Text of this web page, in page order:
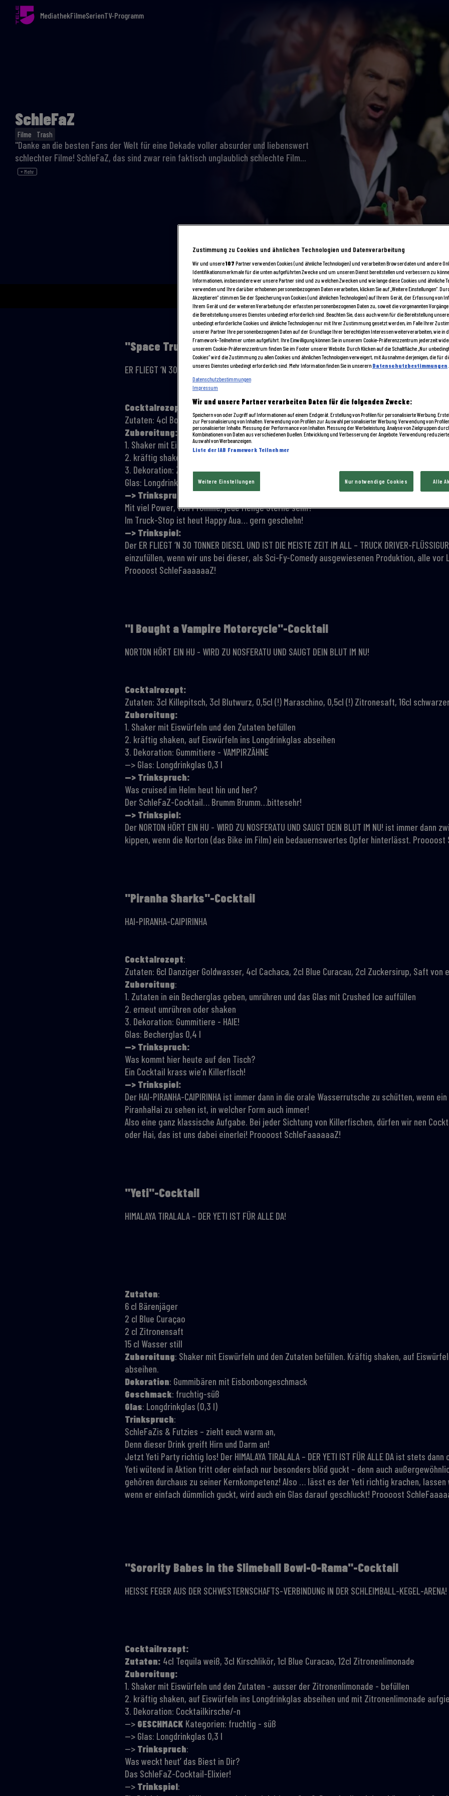
MediathekFilmeSerienTV-Programm
SchleFaZ
Filme Trash
"Danke an die besten Fans der Welt für eine Dekade voller absurder und liebenswert
schlechter Filme! SchleFaZ, das sind zwar rein faktisch unglaublich schlechte Film...
+ Mehr
"Space Truckers"-Cocktail
ER FLIEGT ‘N 30 TONNER DIESEL UND IST DIE MEISTE ZEIT IM ALL – TRUCK DRIVER-
Cocktalrezept:
Zutaten: 4cl Bourbon Whiskey, Apricot Brrandy, 2cl Zitronensaft, Cola
Zubereitung:
1. Shaker mit Eiswürfeln und den Zutaten - ausser Cola - befüllen
2. kräftig shaken, auf Eiswürfeln ins Longdrinkglas abseihen und mit Cola aufgiessen
3. Dekoration: Zitronenscheibe
Glas: Longdrinkglas 0,3 l
—> Trinkspruch:
Mit viel Power, voll Promille, jede Menge Sterne sehn?
Im Truck-Stop ist heut Happy Aua… gern geschehn!
—> Trinkspiel:
Der ER FLIEGT ‘N 30 TONNER DIESEL UND IST DIE MEISTE ZEIT IM ALL – TRUCK DRIVER-
einzufüllen, wenn wir uns bei dieser, als Sci-Fy-Comedy ausgewiesenen Produktion, alle vor
Proooost SchleFaaaaaaZ!
"I Bought a Vampire Motorcycle"-Cocktail
NORTON HÖRT EIN HU - WIRD ZU NOSFERATU UND SAUGT DEIN BLUT IM NU!
Cocktalrezept:
Zutaten: 3cl Killepitsch, 3cl Blutwurz, 0,5cl (!) Maraschino, 0,5cl (!) Zitronesaft, 16cl
Zubereitung:
1. Shaker mit Eiswürfeln und den Zutaten befüllen
2. kräftig shaken, auf Eiswürfeln ins Longdrinkglas abseihen
3. Dekoration: Gummitiere - VAMPIRZÄHNE
--> Glas: Longdrinkglas 0,3 l
—> Trinkspruch:
Was cruised im Helm heut hin und her?
Der SchleFaZ-Cocktail… Brumm Brumm…bittesehr!
—> Trinkspiel:
Der NORTON HÖRT EIN HU - WIRD ZU NOSFERATU UND SAUGT DEIN BLUT IM NU! ist immer
kippen, wenn die Norton (das Bike im Film) ein bedauernswertes Opfer hinterlässt. Proooost
"Piranha Sharks"-Cocktail
HAI-PIRANHA-CAIPIRINHA
Cocktalrezept:
Zutaten: 6cl Danziger Goldwasser, 4cl Cachaca, 2cl Blue Curacau, 2cl Zuckersirup, Saft
Zubereitung:
1. Zutaten in ein Becherglas geben, umrühren und das Glas mit Crushed Ice auffüllen
2. erneut umrühren oder shaken
3. Dekoration: Gummitiere - HAIE!
Glas: Becherglas 0,4 l
—> Trinkspruch:
Was kommt hier heute auf den Tisch?
Ein Cocktail krass wie’n Killerfisch!
—> Trinkspiel:
Der HAI-PIRANHA-CAIPIRINHA ist immer dann in die orale Wasserrutsche zu schütten, wenn
PiranhaHai zu sehen ist, in welcher Form auch immer!
Also eine ganz klassische Aufgabe. Bei jeder Sichtung von Killerfischen, dürfen wir nen
oder Hai, das ist uns dabei einerlei! Proooost SchleFaaaaaaZ!
"Yeti"-Cocktail
HIMALAYA TIRALALA – DER YETI IST FÜR ALLE DA!
Zutaten:
6 cl Bärenjäger
2 cl Blue Curaçao
2 cl Zitronensaft
15 cl Wasser still
Zubereitung: Shaker mit Eiswürfeln und den Zutaten befüllen. Kräftig shaken, auf
abseihen.
Dekoration: Gummibären mit Eisbonbongeschmack
Geschmack: fruchtig-süß
Glas: Longdrinkglas (0,3 l)
Trinkspruch:
SchleFaZis & Futzies – zieht euch warm an,
Denn dieser Drink greift Hirn und Darm an!
Jetzt Yeti Party richtig los! Der HIMALAYA TIRALALA – DER YETI IST FÜR ALLE DA ist stets
Yeti wütend in Aktion tritt oder einfach nur besonders blöd guckt – denn auch
gehören durchaus zu seiner Kernkompetenz! Also … lässt es der Yeti richtig krachen, lassen
wenn er einfach dümmlich guckt, wird auch ein Glas darauf geschluckt! Proooost
"Sorority Babes in the Slimeball Bowl-O-Rama"-Cocktail
HEISSE FEGER AUS DER SCHWESTERNSCHAFTS-VERBINDUNG IN DER SCHLEIMBALL-KEGEL-ARENA!
Cocktailrezept:
Zutaten: 4cl Tequila weiß, 3cl Kirschlikör, 1cl Blue Curacao, 12cl Zitronenlimonade
Zubereitung:
1. Shaker mit Eiswürfeln und den Zutaten - ausser der Zitronenlimonade - befüllen
2. kräftig shaken, auf Eiswürfeln ins Longdrinkglas abseihen und mit Zitronenlimonade
3. Dekoration: Cocktailkirsche/-n
--> GESCHMACK Kategorien: fruchtig - süß
--> Glas: Longdrinkglas 0,3 l
—> Trinkspruch:
Was weckt heut’ das Biest in Dir?
Das SchleFaZ-Cocktail-Elixier!
—> Trinkspiel:
Zustimmung zu Cookies und ähnlichen Technologien und Datenverarbeitung
Wir und unsere107 Partner verwenden Cookies (und ähnliche Technologien) und verarbeiten Browserdaten und andere
Identifikationsmerkmale für die unten aufgeführten Zwecke und um unseren Dienst bereitstellen und verbessern zu
Informationen, insbesondere wer unsere Partner sind und zu welchen Zwecken und wie lange diese Cookies und ähnliche
verwenden und Ihre darüber erhobenen personenbezogenen Daten verarbeiten, klicken Sie auf „Weitere Einstellungen“.
Akzeptieren“ stimmen Sie der Speicherung von Cookies (und ähnlichen Technologien) auf Ihrem Gerät, der Erfassung von
Ihrem Gerät und der weiteren Verarbeitung der erfassten personenbezogenen Daten zu, soweit die vorgenannten
die Bereitstellung unseres Dienstes unbedingt erforderlich sind. Beachten Sie, dass auch wenn für die Bereitstellung
unbedingt erforderliche Cookies und ähnliche Technologien nur mit Ihrer Zustimmung gesetzt werden, im Falle Ihrer
unserer Partner Ihre personenbezogenen Daten auf der Grundlage Ihrer berechtigten Interessen weiterverarbeiten, wie in
Framework-Teilnehmer unten aufgeführt. Ihre Einwilligung können Sie in unserem Cookie-Präferenzzentrum jederzeit
unserem Cookie-Präferenzzentrum finden Sie im Footer unserer Website. Durch Klicken auf die Schaltfläche „Nur
Cookies“ wird die Zustimmung zu allen Cookies und ähnlichen Technologien verweigert, mit Ausnahme derjenigen, die für
unseres Dienstes unbedingt erforderlich sind. Mehr Information finden Sie in unserern Datenschutzbestimmungen
Datenschutzbestimmungen
Impressum
Wir und unsere Partner verarbeiten Daten für die folgenden Zwecke:
Speichern von oder Zugriff auf Informationen auf einem Endgerät. Erstellung von Profilen für personalisierte Werbung.
zur Personalisierung von Inhalten. Verwendung von Profilen zur Auswahl personalisierter Werbung. Verwendung von
personalisierter Inhalte. Messung der Performance von Inhalten. Messung der Werbeleistung. Analyse von Zielgruppen
Kombinationen von Daten aus verschiedenen Quellen. Entwicklung und Verbesserung der Angebote. Verwendung
Auswahl von Werbeanzeigen.
Liste der IAB Framework Teilnehmer
Weitere Einstellungen Nur notwendige Cookies Alle